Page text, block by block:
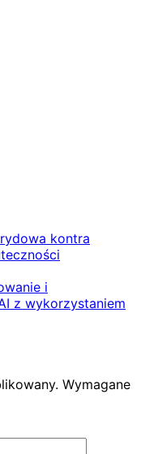
kontra
i
z wykorzystaniem
Wymagane